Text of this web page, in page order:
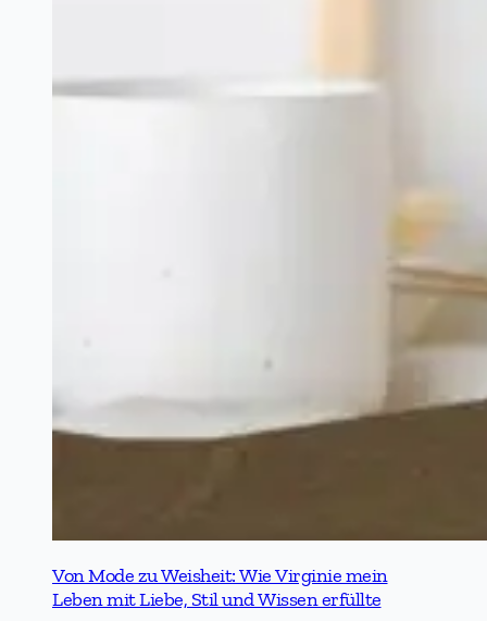
Von Mode zu Weisheit: Wie Virginie mein
Leben mit Liebe, Stil und Wissen erfüllte